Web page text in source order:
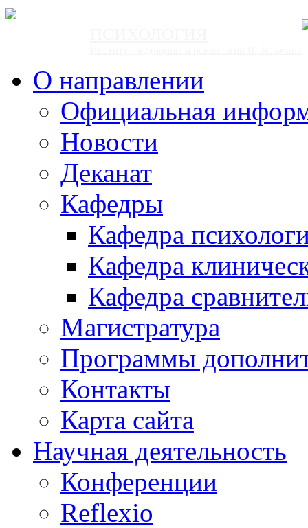
О направлении
Официальная
Новости
Деканат
Кафедры
Кафедра
Кафедра
Кафедра
Магистратура
Программы
Контакты
Карта сайта
Научная деятельность
Конференции
Reflexio